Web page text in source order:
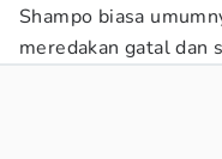
Shampo biasa
meredakan gatal dan